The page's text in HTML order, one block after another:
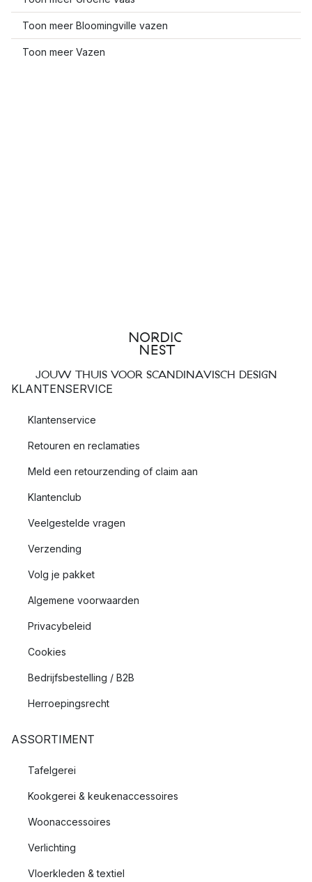
Toon meer Bloomingville vazen
Toon meer Vazen
JOUW THUIS VOOR SCANDINAVISCH DESIGN
KLANTENSERVICE
Klantenservice
Retouren en reclamaties
Meld een retourzending of claim aan
Klantenclub
Veelgestelde vragen
Verzending
Volg je pakket
Algemene voorwaarden
Privacybeleid
Cookies
Bedrijfsbestelling / B2B
Herroepingsrecht
ASSORTIMENT
Tafelgerei
Kookgerei & keukenaccessoires
Woonaccessoires
Verlichting
Vloerkleden & textiel